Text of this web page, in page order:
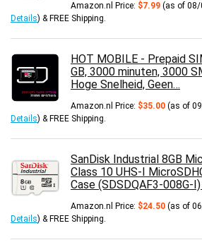
Amazon.nl Price: $7.99 (as of 08/
Details) & FREE Shipping.
HOT MOBILE - Prepaid
GB, 3000 minuten, 3000
Hoge Snelheid, Geen…
Amazon.nl Price: $35.00 (as of
Details) & FREE Shipping.
SanDisk Industrial 8GB
Class 10 UHS-I
Case (SDSDQAF3-008G-
Amazon.nl Price: $24.50 (as of
Details) & FREE Shipping.